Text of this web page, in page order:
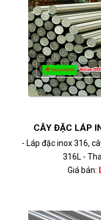
CÂY ĐẶC LÁP
- Láp đặc inox 316,
316L -
Giá bán: